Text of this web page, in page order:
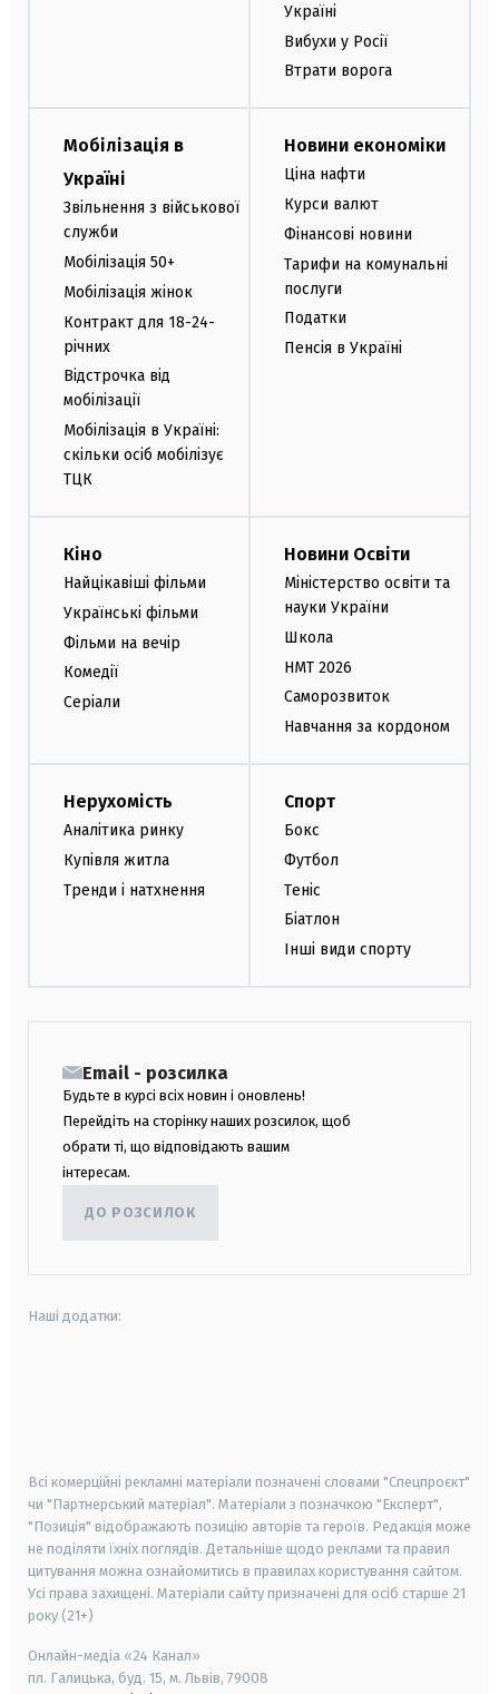
Україні
Вибухи у Росії
Втрати ворога
Мобілізація в
Україні
Звільнення з військової
служби
Мобілізація 50+
Мобілізація жінок
Контракт для 18-24-
річних
Відстрочка від
мобілізації
Мобілізація в Україні:
скільки осіб мобілізує
ТЦК
Новини економіки
Ціна нафти
Курси валют
Фінансові новини
Тарифи на комунальні
послуги
Податки
Пенсія в Україні
Кіно
Найцікавіші фільми
Українські фільми
Фільми на вечір
Комедії
Серіали
Новини Освіти
Міністерство освіти та
науки України
Школа
НМТ 2026
Саморозвиток
Навчання за кордоном
Нерухомість
Аналітика ринку
Купівля житла
Тренди і натхнення
Спорт
Бокс
Футбол
Теніс
Біатлон
Інші види спорту
Email - розсилка
Будьте в курсі всіх новин і оновлень!
Перейдіть на сторінку наших розсилок, щоб
обрати ті, що відповідають вашим
інтересам.
ДО РОЗСИЛОК
Наші додатки:
Всі комерційні рекламні матеріали позначені словами "Спецпроєкт"
чи "Партнерський матеріал". Матеріали з позначкою "Експерт",
"Позиція" відображають позицію авторів та героїв. Редакція може
не поділяти їхніх поглядів. Детальніше щодо реклами та правил
цитування можна ознайомитись в правилах користування сайтом.
Усі права захищені. Матеріали сайту призначені для осіб старше 21
року (21+)
Онлайн-медіа «24 Канал»
пл. Галицька, буд. 15, м. Львів, 79008